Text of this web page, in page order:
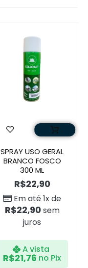
SPRAY USO GERAL
BRANCO FOSCO
300 ML
R$22,90
Em até 1x de
R$22,90 sem
juros
A vista
R$21,76 no Pix